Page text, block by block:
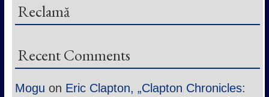
Reclamă
Recent Comments
Mogu on Eric Clapton, „Clapton Chronicles: